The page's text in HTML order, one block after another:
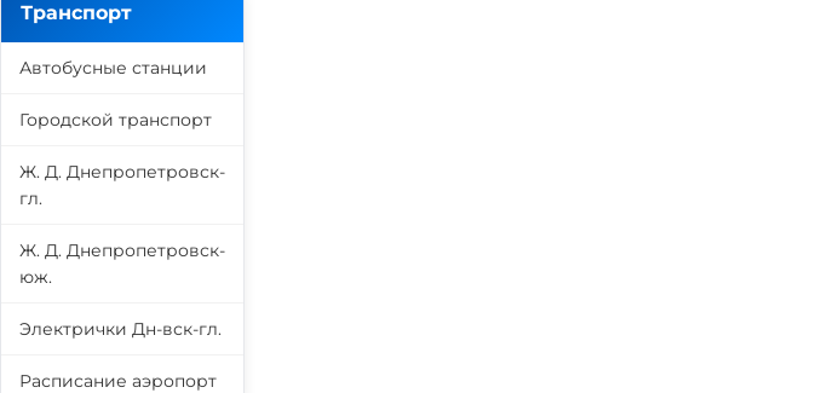
Транспорт
Автобусные станции
Городской транспорт
Ж. Д. Днепропетровск-
гл.
Ж. Д. Днепропетровск-
юж.
Электрички Дн-вск-гл.
Расписание аэропорт